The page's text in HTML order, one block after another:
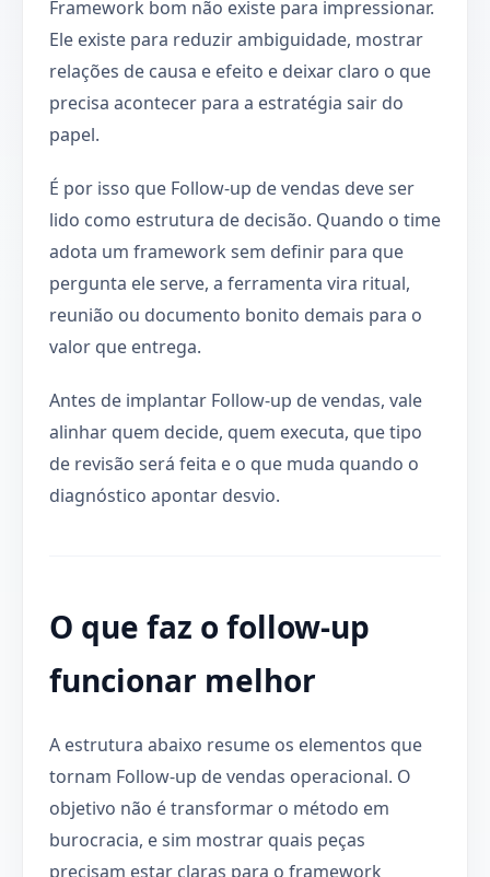
Framework bom não existe para impressionar.
Ele existe para reduzir ambiguidade, mostrar
relações de causa e efeito e deixar claro o que
precisa acontecer para a estratégia sair do
papel.
É por isso que Follow-up de vendas deve ser
lido como estrutura de decisão. Quando o time
adota um framework sem definir para que
pergunta ele serve, a ferramenta vira ritual,
reunião ou documento bonito demais para o
valor que entrega.
Antes de implantar Follow-up de vendas, vale
alinhar quem decide, quem executa, que tipo
de revisão será feita e o que muda quando o
diagnóstico apontar desvio.
O que faz o follow-up
funcionar melhor
A estrutura abaixo resume os elementos que
tornam Follow-up de vendas operacional. O
objetivo não é transformar o método em
burocracia, e sim mostrar quais peças
precisam estar claras para o framework